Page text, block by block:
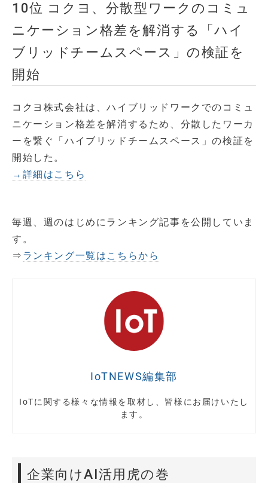
10位 コクヨ、分散型ワークのコミュ
ニケーション格差を解消する「ハイ
ブリッドチームスペース」の検証を
開始
コクヨ株式会社は、ハイブリッドワークでのコミュ
ニケーション格差を解消するため、分散したワーカ
ーを繋ぐ「ハイブリッドチームスペース」の検証を
開始した。
→詳細はこちら
毎週、週のはじめにランキング記事を公開していま
す。
⇒ ランキング一覧はこちらから
IoTNEWS編集部
IoTに関する様々な情報を取材し、皆様にお届けいたし
ます。
企業向けAI活用虎の巻